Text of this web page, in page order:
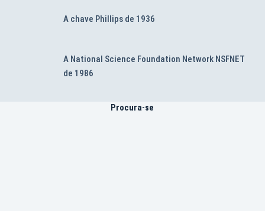
A chave Phillips de 1936
A National Science Foundation Network NSFNET
de 1986
Procura-se